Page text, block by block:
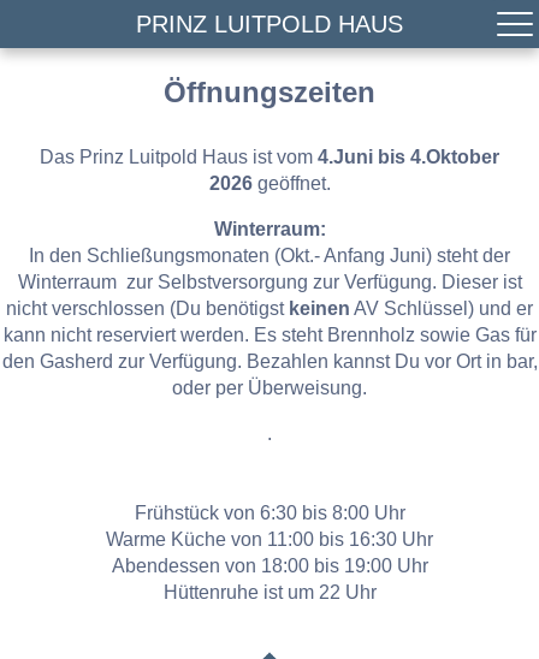
PRINZ LUITPOLD HAUS
Öffnungszeiten
Das Prinz Luitpold Haus ist vom 4.Juni bis 4.Oktober
2026geöffnet.
Winterraum:
In den Schließungsmonaten (Okt.- Anfang Juni) steht der
Winterraum zur Selbstversorgung zur Verfügung. Dieser ist
nicht verschlossen (Du benötigst keinen AV Schlüssel) und er
kann nicht reserviert werden. Es steht Brennholz sowie Gas für
den Gasherd zur Verfügung. Bezahlen kannst Du vor Ort in bar,
oder per Überweisung.
.
Frühstück von 6:30 bis 8:00 Uhr
Warme Küche von 11:00 bis 16:30 Uhr
Abendessen von 18:00 bis 19:00 Uhr
Hüttenruhe ist um 22 Uhr